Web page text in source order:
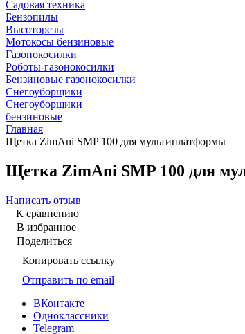
Садовая техника
Бензопилы
Высоторезы
Мотокосы бензиновые
Газонокосилки
Роботы-газонокосилки
Бензиновые газонокосилки
Снегоуборщики
Снегоуборщики
бензиновые
Главная
Щетка ZimAni SMP 100 для мультиплатформы
Щетка ZimAni SMP 100 для
Написать отзыв
К сравнению
В избранное
Поделиться
Копировать ссылку
Отправить по email
ВКонтакте
Одноклассники
Telegram